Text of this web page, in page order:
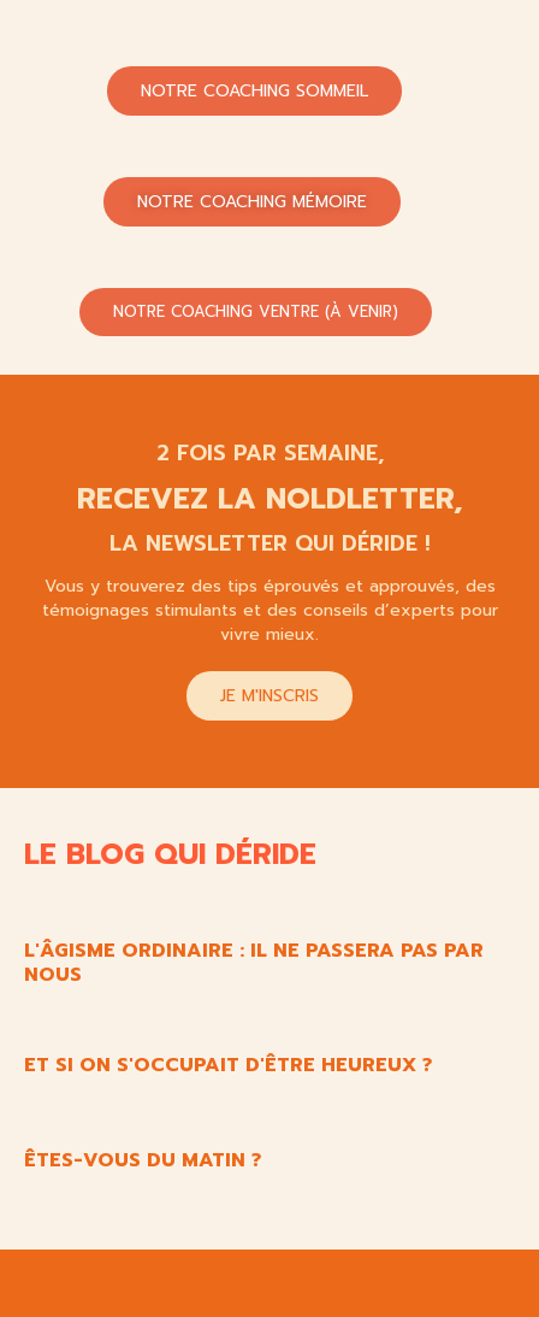
NOTRE COACHING SOMMEIL
NOTRE COACHING MÉMOIRE
NOTRE COACHING VENTRE (À VENIR)
2 FOIS PAR SEMAINE,
RECEVEZ LA NOLDLETTER,
LA NEWSLETTER QUI DÉRIDE !
Vous y trouverez des tips éprouvés et approuvés, des
témoignages stimulants et des conseils d’experts pour
vivre mieux.
JE M'INSCRIS
LE BLOG QUI DÉRIDE
L'ÂGISME ORDINAIRE : IL NE PASSERA PAS PAR
NOUS
ET SI ON S'OCCUPAIT D'ÊTRE HEUREUX ?
ÊTES-VOUS DU MATIN ?